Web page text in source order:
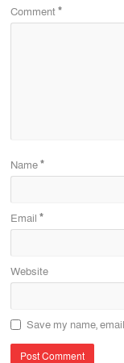
Comment*
Name*
Email *
Website
Save my name,